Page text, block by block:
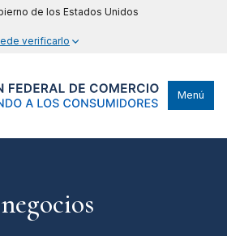
de los Estados Unidos
verificarlo
Menú